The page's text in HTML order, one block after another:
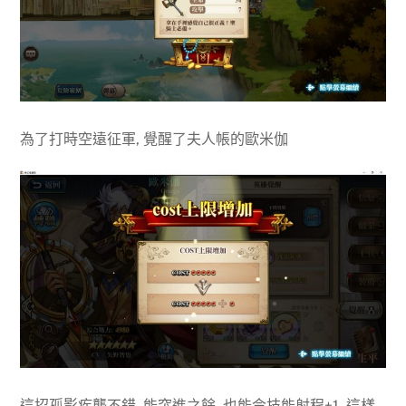
為了打時空遠征軍, 覺醒了夫人帳的歐米伽